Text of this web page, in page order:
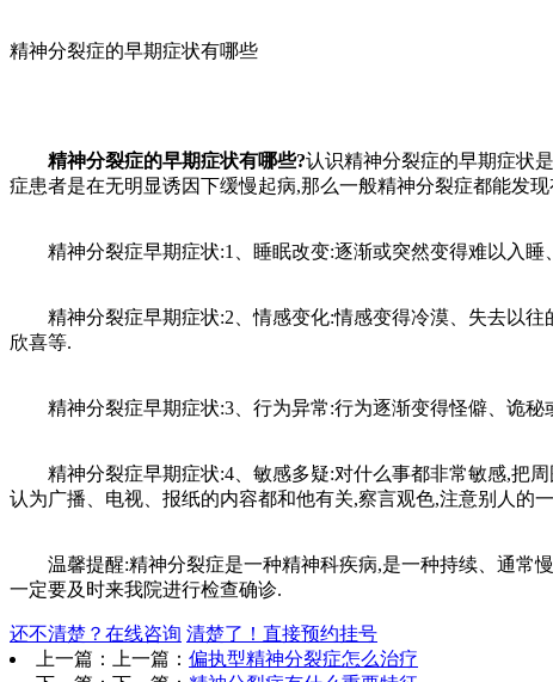
精神分裂症的早期症状有哪些
精神分裂症的早期症状有哪些?认识精神分裂症的早期症状
症患者是在无明显诱因下缓慢起病,那么一般精神分裂症都能发
精神分裂症早期症状:1、睡眠改变:逐渐或突然变得难以入睡
精神分裂症早期症状:2、情感变化:情感变得冷漠、失去以往
欣喜等.
精神分裂症早期症状:3、行为异常:行为逐渐变得怪僻、诡秘
精神分裂症早期症状:4、敏感多疑:对什么事都非常敏感,把周
认为广播、电视、报纸的内容都和他有关,察言观色,注意别人的
温馨提醒:精神分裂症是一种精神科疾病,是一种持续、通常慢
一定要及时来我院进行检查确诊.
还不清楚？在线咨询 清楚了！直接预约挂号
上一篇：上一篇： 偏执型精神分裂症怎么治疗